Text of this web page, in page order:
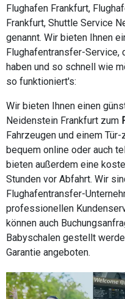
Flughafen Frankfurt,
Frankfurt, Shuttle Service
genannt. Wir bieten Ihnen
Flughafentransfer-Service,
haben und so schnell wie
so funktioniert's:
Wir bieten Ihnen einen
Neidenstein Frankfurt zum
Fahrzeugen und einem
bequem online oder auch
bieten außerdem eine
Stunden vor Abfahrt. Wir
Flughafentransfer-
professionellen
können auch
Babyschalen gestellt
Garantie angeboten.